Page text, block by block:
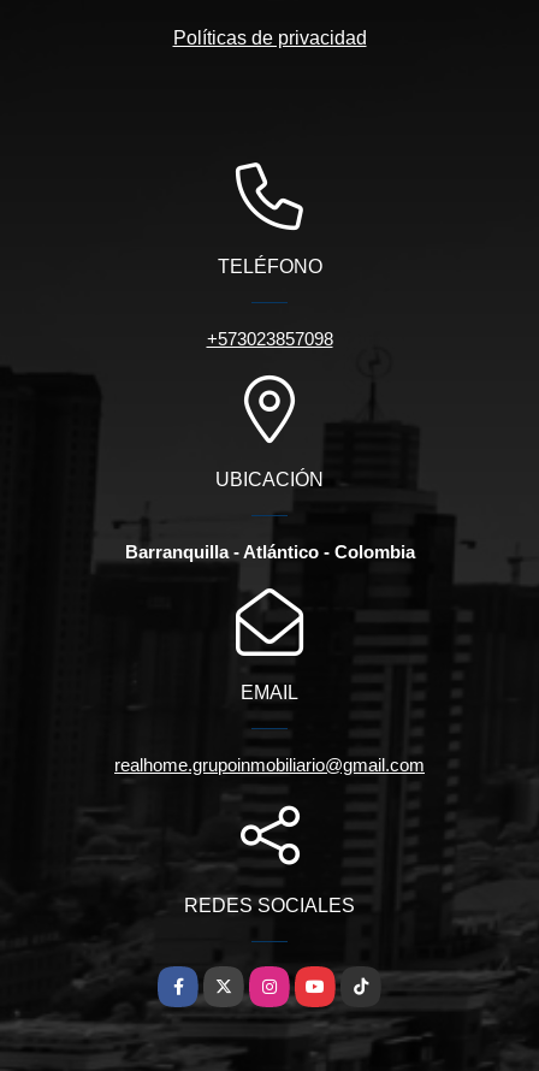
Políticas de privacidad
TELÉFONO
+573023857098
UBICACIÓN
Barranquilla - Atlántico - Colombia
EMAIL
realhome.grupoinmobiliario@gmail.com
REDES SOCIALES
Facebook
X InstagramYouTubeTikTok